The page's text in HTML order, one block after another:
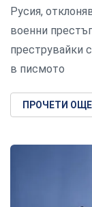
Русия,
военни
преструвайки
в писмото
ПРОЧЕТИ ОЩЕ